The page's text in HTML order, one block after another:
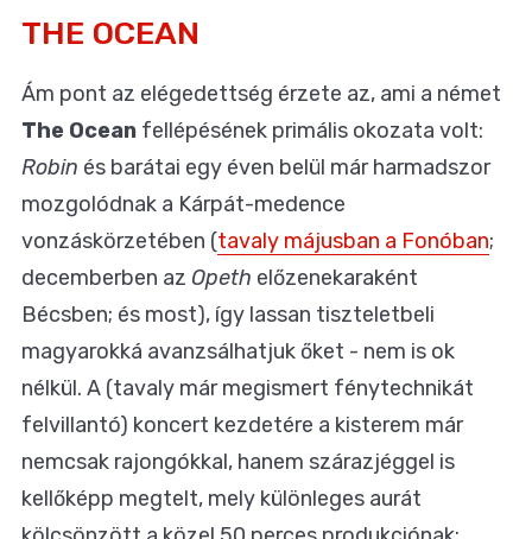
THE OCEAN
Ám pont az elégedettség érzete az, ami a német
The Ocean fellépésének primális okozata volt:
Robin és barátai egy éven belül már harmadszor
mozgolódnak a Kárpát-medence
vonzáskörzetében (tavaly májusban a Fonóban;
decemberben az Opeth előzenekaraként
Bécsben; és most), így lassan tiszteletbeli
magyarokká avanzsálhatjuk őket - nem is ok
nélkül. A (tavaly már megismert fénytechnikát
felvillantó) koncert kezdetére a kisterem már
nemcsak rajongókkal, hanem szárazjéggel is
kellőképp megtelt, mely különleges aurát